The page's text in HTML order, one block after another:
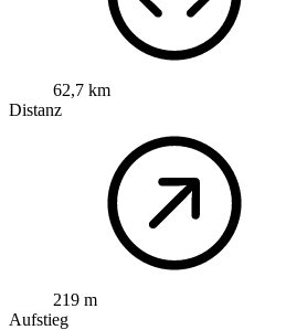
62,7 km
Distanz
219 m
Aufstieg